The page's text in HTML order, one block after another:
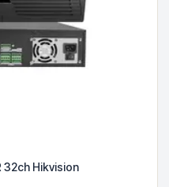
32ch Hikvision